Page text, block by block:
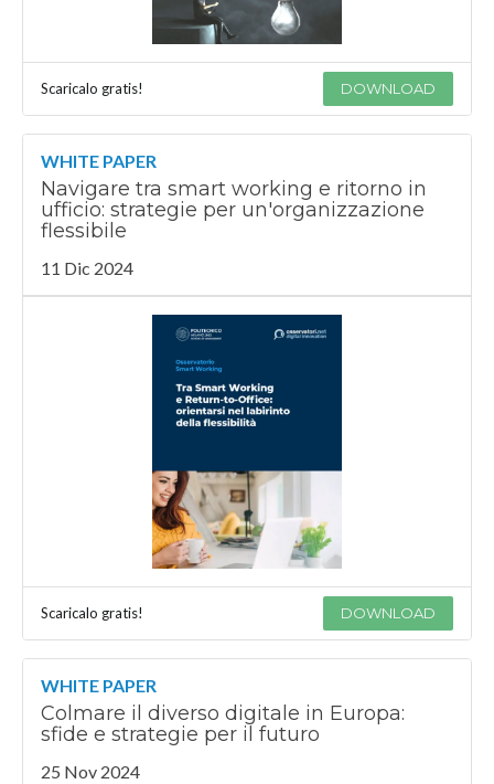
Scaricalo gratis! DOWNLOAD
WHITE PAPER
Navigare tra smart working e ritorno in
ufficio: strategie per un'organizzazione
flessibile
11 Dic 2024
Scaricalo gratis! DOWNLOAD
WHITE PAPER
Colmare il diverso digitale in Europa:
sfide e strategie per il futuro
25 Nov 2024